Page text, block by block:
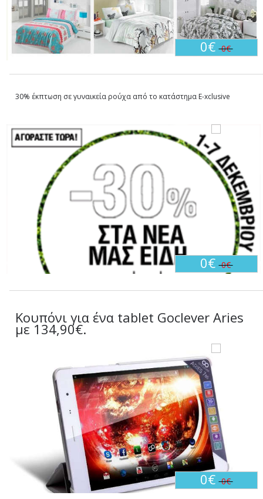
0€0€
30% έκπτωση σε γυναικεία ρούχα από το κατάστημα E-xclusive
0€0€
Κουπόνι για ένα tablet Goclever Aries
με 134,90€.
0€0€